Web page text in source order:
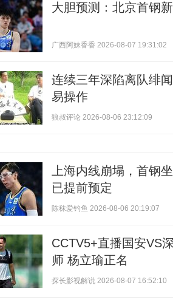
大胆预测：北京首钢
广西阿妹香香 2026-08-07 19:31:02
连续三年深陷离队绯
易操作
狼叔评论 2026-08-06 23:12:09
上海内线崩塌，首钢
已提前预定
陈秣爱钓鱼 2026-08-06 20:19:07
CCTV5+直播国安VS
师 杨立瑜正名
探长影视解说 2026-08-07 16:52:10